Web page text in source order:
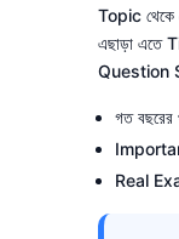
Topic থেকে
এছাড়া এতে
Question
গত
Real